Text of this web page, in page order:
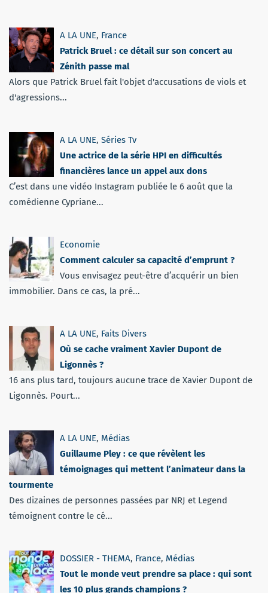
A LA UNE, France
Patrick Bruel : ce détail sur son concert au
Zénith passe mal
Alors que Patrick Bruel fait l'objet d'accusations de viols et
d'agressions...
A LA UNE, Séries Tv
Une actrice de la série HPI en difficultés
financières lance un appel aux dons
C’est dans une vidéo Instagram publiée le 6 août que la
comédienne Cypriane...
Economie
Comment calculer sa capacité d’emprunt ?
Vous envisagez peut-être d’acquérir un bien
immobilier. Dans ce cas, la pré...
A LA UNE, Faits Divers
Où se cache vraiment Xavier Dupont de
Ligonnès ?
16 ans plus tard, toujours aucune trace de Xavier Dupont de
Ligonnès. Pourt...
A LA UNE, Médias
Guillaume Pley : ce que révèlent les
témoignages qui mettent l’animateur dans la
tourmente
Des dizaines de personnes passées par NRJ et Legend
témoignent contre le cé...
DOSSIER - THEMA, France, Médias
Tout le monde veut prendre sa place : qui sont
les 10 plus grands champions ?